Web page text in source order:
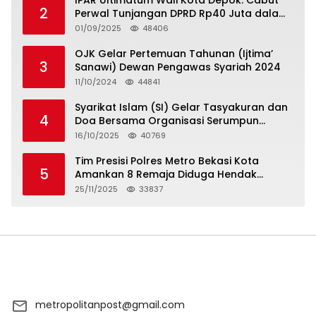
2
Perwal Tunjangan DPRD Rp40 Juta dalam
5 Hari atau Hadapi Aksi Rakyat
01/09/2025 48406
3
OJK Gelar Pertemuan Tahunan (Ijtima’
Sanawi) Dewan Pengawas Syariah 2024
11/10/2024 44841
4
Syarikat Islam (SI) Gelar Tasyakuran dan
Doa Bersama Organisasi Serumpun
Syarikat Islam Doa
16/10/2025 40769
5
Tim Presisi Polres Metro Bekasi Kota
Amankan 8 Remaja Diduga Hendak
Tawuran
25/11/2025 33837
metropolitanpost@gmail.com